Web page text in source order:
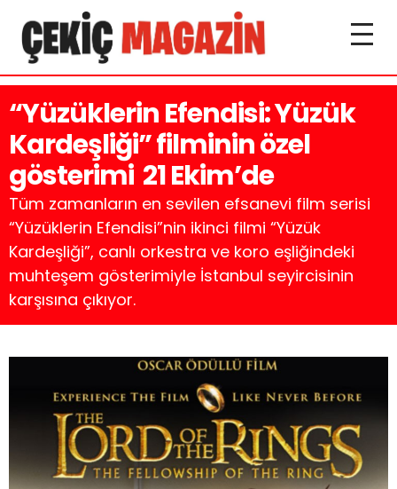
“Yüzüklerin Efendisi: Yüzük
Kardeşliği” filminin özel
gösterimi 21 Ekim’de
Tüm zamanların en sevilen efsanevi film serisi
“Yüzüklerin Efendisi”nin ikinci filmi “Yüzük
Kardeşliği”, canlı orkestra ve koro eşliğindeki
muhteşem gösterimiyle İstanbul seyircisinin
karşısına çıkıyor.